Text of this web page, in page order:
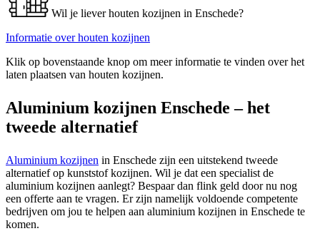
Wil je liever houten kozijnen in Enschede?
Informatie over houten kozijnen
Klik op bovenstaande knop om meer informatie te vinden over het
laten plaatsen van houten kozijnen.
Aluminium kozijnen Enschede – het
tweede alternatief
Aluminium kozijnen in Enschede zijn een uitstekend tweede
alternatief op kunststof kozijnen. Wil je dat een specialist de
aluminium kozijnen aanlegt? Bespaar dan flink geld door nu nog
een offerte aan te vragen. Er zijn namelijk voldoende competente
bedrijven om jou te helpen aan aluminium kozijnen in Enschede te
komen.